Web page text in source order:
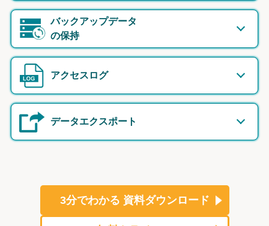
バックアップデータ
の保持
アクセスログ
データエクスポート
3分でわかる 資料ダウンロード